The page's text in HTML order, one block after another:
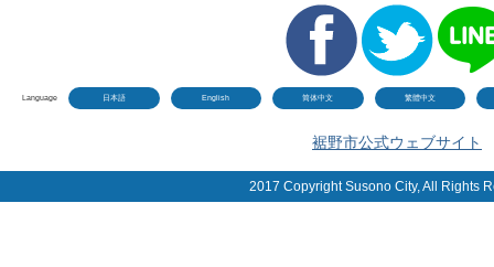
Language 日本語 English 简体中文 繁體中文
裾野市公式ウェブサイト
2017 Copyright Susono City, All Rights